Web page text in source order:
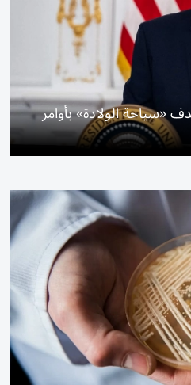
الولادة» بأوامر